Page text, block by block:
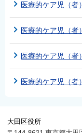
医療的ケア児（者
医療的ケア児（者
医療的ケア児（者
医療的ケア児（者
大田区役所